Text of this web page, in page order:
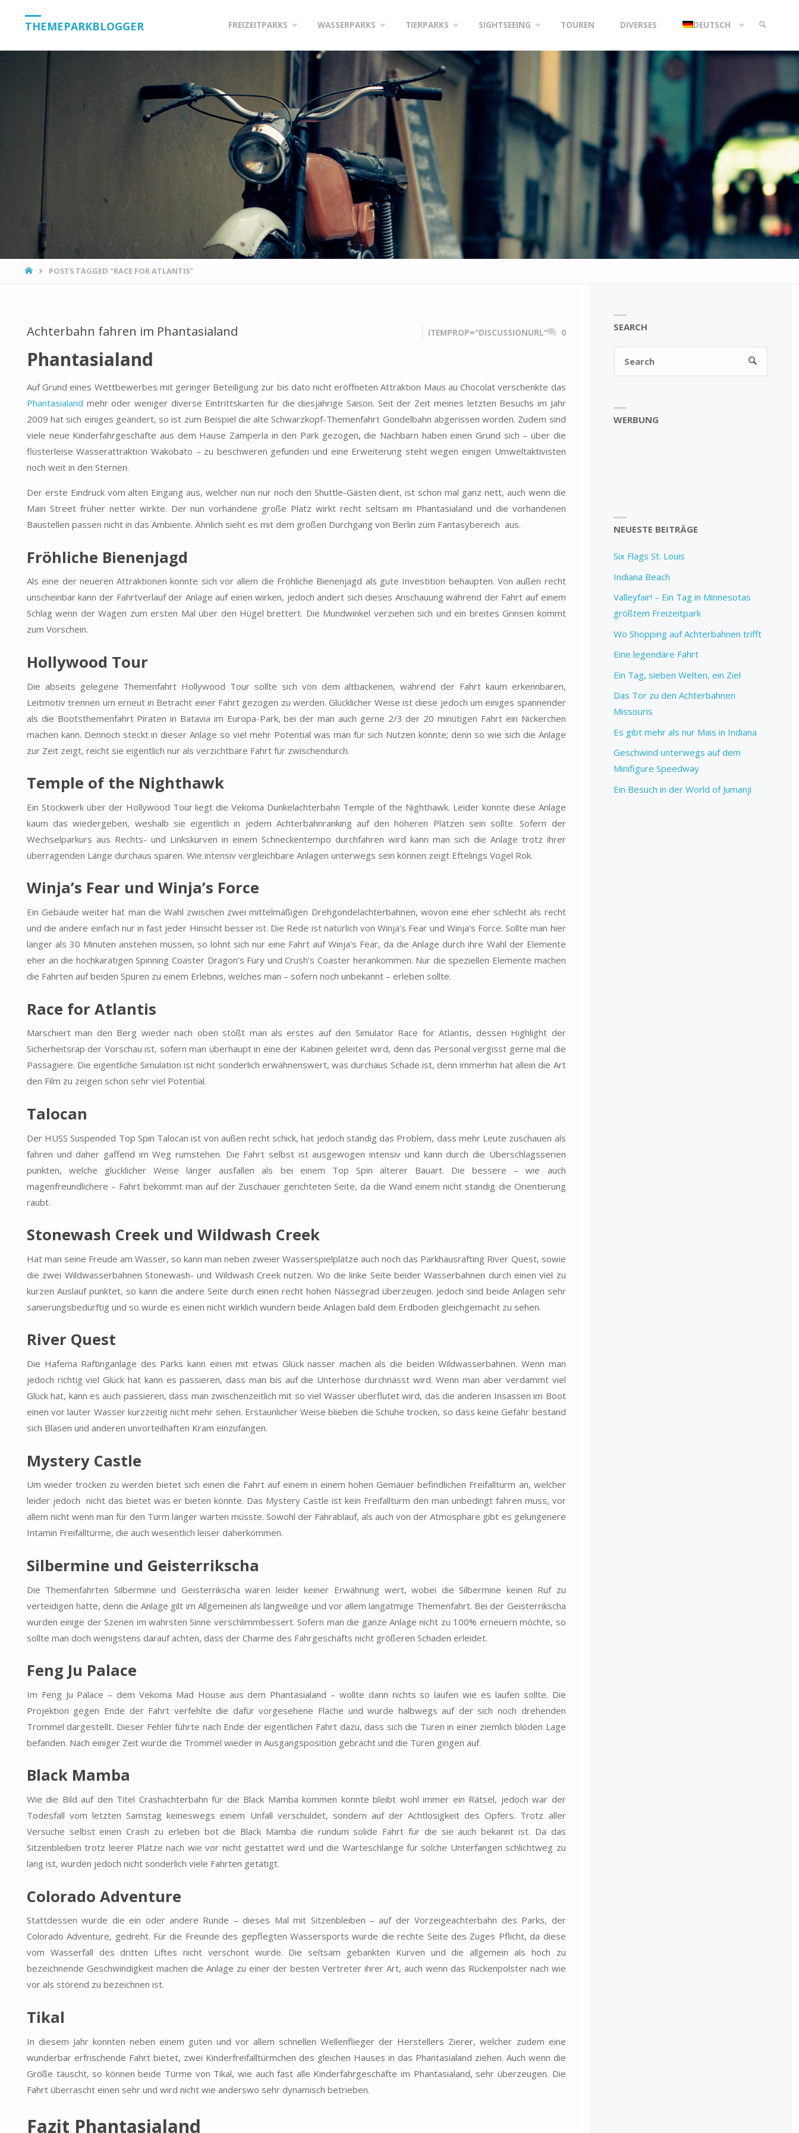
THEMEPARKBLOGGER
content
FREIZEITPARKS WASSERPARKS TIERPARKS SIGHTSEEING TOUREN DIVERSES DEUTSCH
HOMEPOSTS TAGGED "RACE FOR ATLANTIS"
Achterbahn fahren im Phantasialand ITEMPROP="DISCUSSIONURL" 0
Phantasialand
Auf Grund eines Wettbewerbes mit geringer Beteiligung zur bis dato nicht eröffneten Attraktion Maus au Chocolat verschenkte das
Phantasialand mehr oder weniger diverse Eintrittskarten für die diesjährige Saison. Seit der Zeit meines letzten Besuchs im Jahr
2009 hat sich einiges geändert, so ist zum Beispiel die alte Schwarzkopf-Themenfahrt Gondelbahn abgerissen worden. Zudem sind
viele neue Kinderfahrgeschäfte aus dem Hause Zamperla in den Park gezogen, die Nachbarn haben einen Grund sich – über die
flüsterleise Wasserattraktion Wakobato – zu beschweren gefunden und eine Erweiterung steht wegen einigen Umweltaktivisten
noch weit in den Sternen.
Der erste Eindruck vom alten Eingang aus, welcher nun nur noch den Shuttle-Gästen dient, ist schon mal ganz nett, auch wenn die
Main Street früher netter wirkte. Der nun vorhandene große Platz wirkt recht seltsam im Phantasialand und die vorhandenen
Baustellen passen nicht in das Ambiente. Ähnlich sieht es mit dem großen Durchgang von Berlin zum Fantasybereich aus.
Fröhliche Bienenjagd
Als eine der neueren Attraktionen konnte sich vor allem die Fröhliche Bienenjagd als gute Investition behaupten. Von außen recht
unscheinbar kann der Fahrtverlauf der Anlage auf einen wirken, jedoch ändert sich dieses Anschauung während der Fahrt auf einem
Schlag wenn der Wagen zum ersten Mal über den Hügel brettert. Die Mundwinkel verziehen sich und ein breites Grinsen kommt
zum Vorschein.
Hollywood Tour
Die abseits gelegene Themenfahrt Hollywood Tour sollte sich von dem altbackenen, während der Fahrt kaum erkennbaren,
Leitmotiv trennen um erneut in Betracht einer Fahrt gezogen zu werden. Glücklicher Weise ist diese jedoch um einiges spannender
als die Bootsthemenfahrt Piraten in Batavia im Europa-Park, bei der man auch gerne 2/3 der 20 minütigen Fahrt ein Nickerchen
machen kann. Dennoch steckt in dieser Anlage so viel mehr Potential was man für sich Nutzen könnte; denn so wie sich die Anlage
zur Zeit zeigt, reicht sie eigentlich nur als verzichtbare Fahrt für zwischendurch.
Temple of the Nighthawk
Ein Stockwerk über der Hollywood Tour liegt die Vekoma Dunkelachterbahn Temple of the Nighthawk. Leider konnte diese Anlage
kaum das wiedergeben, weshalb sie eigentlich in jedem Achterbahnranking auf den höheren Plätzen sein sollte. Sofern der
Wechselparkurs aus Rechts- und Linkskurven in einem Schneckentempo durchfahren wird kann man sich die Anlage trotz ihrer
überragenden Länge durchaus sparen. Wie intensiv vergleichbare Anlagen unterwegs sein können zeigt Eftelings Vogel Rok.
Winja’s Fear und Winja’s Force
Ein Gebäude weiter hat man die Wahl zwischen zwei mittelmäßigen Drehgondelachterbahnen, wovon eine eher schlecht als recht
und die andere einfach nur in fast jeder Hinsicht besser ist. Die Rede ist natürlich von Winja’s Fear und Winja’s Force. Sollte man hier
länger als 30 Minuten anstehen müssen, so lohnt sich nur eine Fahrt auf Winja’s Fear, da die Anlage durch ihre Wahl der Elemente
eher an die hochkarätigen Spinning Coaster Dragon’s Fury und Crush’s Coaster herankommen. Nur die speziellen Elemente machen
die Fahrten auf beiden Spuren zu einem Erlebnis, welches man – sofern noch unbekannt – erleben sollte.
Race for Atlantis
Marschiert man den Berg wieder nach oben stößt man als erstes auf den Simulator Race for Atlantis, dessen Highlight der
Sicherheitsrap der Vorschau ist, sofern man überhaupt in eine der Kabinen geleitet wird, denn das Personal vergisst gerne mal die
Passagiere. Die eigentliche Simulation ist nicht sonderlich erwähnenswert, was durchaus Schade ist, denn immerhin hat allein die Art
den Film zu zeigen schon sehr viel Potential.
Talocan
Der HUSS Suspended Top Spin Talocan ist von außen recht schick, hat jedoch ständig das Problem, dass mehr Leute zuschauen als
fahren und daher gaffend im Weg rumstehen. Die Fahrt selbst ist ausgewogen intensiv und kann durch die Überschlagsserien
punkten, welche glücklicher Weise länger ausfallen als bei einem Top Spin älterer Bauart. Die bessere – wie auch
magenfreundlichere – Fahrt bekommt man auf der Zuschauer gerichteten Seite, da die Wand einem nicht ständig die Orientierung
raubt.
Stonewash Creek und Wildwash Creek
Hat man seine Freude am Wasser, so kann man neben zweier Wasserspielplätze auch noch das Parkhausrafting River Quest, sowie
die zwei Wildwasserbahnen Stonewash- und Wildwash Creek nutzen. Wo die linke Seite beider Wasserbahnen durch einen viel zu
kurzen Auslauf punktet, so kann die andere Seite durch einen recht hohen Nässegrad überzeugen. Jedoch sind beide Anlagen sehr
sanierungsbedürftig und so würde es einen nicht wirklich wundern beide Anlagen bald dem Erdboden gleichgemacht zu sehen.
River Quest
Die Hafema Raftinganlage des Parks kann einen mit etwas Glück nasser machen als die beiden Wildwasserbahnen. Wenn man
jedoch richtig viel Glück hat kann es passieren, dass man bis auf die Unterhose durchnässt wird. Wenn man aber verdammt viel
Glück hat, kann es auch passieren, dass man zwischenzeitlich mit so viel Wasser überflutet wird, das die anderen Insassen im Boot
einen vor lauter Wasser kurzzeitig nicht mehr sehen. Erstaunlicher Weise blieben die Schuhe trocken, so dass keine Gefahr bestand
sich Blasen und anderen unvorteilhaften Kram einzufangen.
Mystery Castle
Um wieder trocken zu werden bietet sich einen die Fahrt auf einem in einem hohen Gemäuer befindlichen Freifallturm an, welcher
leider jedoch nicht das bietet was er bieten könnte. Das Mystery Castle ist kein Freifallturm den man unbedingt fahren muss, vor
allem nicht wenn man für den Turm länger warten müsste. Sowohl der Fahrablauf, als auch von der Atmosphäre gibt es gelungenere
Intamin Freifalltürme, die auch wesentlich leiser daherkommen.
Silbermine und Geisterrikscha
Die Themenfahrten Silbermine und Geisterrikscha waren leider keiner Erwähnung wert, wobei die Silbermine keinen Ruf zu
verteidigen hatte, denn die Anlage gilt im Allgemeinen als langweilige und vor allem langatmige Themenfahrt. Bei der Geisterrikscha
wurden einige der Szenen im wahrsten Sinne verschlimmbessert. Sofern man die ganze Anlage nicht zu 100% erneuern möchte, so
sollte man doch wenigstens darauf achten, dass der Charme des Fahrgeschäfts nicht größeren Schaden erleidet.
Feng Ju Palace
Im Feng Ju Palace – dem Vekoma Mad House aus dem Phantasialand – wollte dann nichts so laufen wie es laufen sollte. Die
Projektion gegen Ende der Fahrt verfehlte die dafür vorgesehene Fläche und wurde halbwegs auf der sich noch drehenden
Trommel dargestellt. Dieser Fehler führte nach Ende der eigentlichen Fahrt dazu, dass sich die Türen in einer ziemlich blöden Lage
befanden. Nach einiger Zeit wurde die Trommel wieder in Ausgangsposition gebracht und die Türen gingen auf.
Black Mamba
Wie die Bild auf den Titel Crashachterbahn für die Black Mamba kommen konnte bleibt wohl immer ein Rätsel, jedoch war der
Todesfall vom letzten Samstag keineswegs einem Unfall verschuldet, sondern auf der Achtlosigkeit des Opfers. Trotz aller
Versuche selbst einen Crash zu erleben bot die Black Mamba die rundum solide Fahrt für die sie auch bekannt ist. Da das
Sitzenbleiben trotz leerer Plätze nach wie vor nicht gestattet wird und die Warteschlange für solche Unterfangen schlichtweg zu
lang ist, wurden jedoch nicht sonderlich viele Fahrten getätigt.
Colorado Adventure
Stattdessen wurde die ein oder andere Runde – dieses Mal mit Sitzenbleiben – auf der Vorzeigeachterbahn des Parks, der
Colorado Adventure, gedreht. Für die Freunde des gepflegten Wassersports wurde die rechte Seite des Zuges Pflicht, da diese
vom Wasserfall des dritten Liftes nicht verschont wurde. Die seltsam gebankten Kurven und die allgemein als hoch zu
bezeichnende Geschwindigkeit machen die Anlage zu einer der besten Vertreter ihrer Art, auch wenn das Rückenpolster nach wie
vor als störend zu bezeichnen ist.
Tikal
In diesem Jahr konnten neben einem guten und vor allem schnellen Wellenflieger der Herstellers Zierer, welcher zudem eine
wunderbar erfrischende Fahrt bietet, zwei Kinderfreifalltürmchen des gleichen Hauses in das Phantasialand ziehen. Auch wenn die
Größe täuscht, so können beide Türme von Tikal, wie auch fast alle Kinderfahrgeschäfte im Phantasialand, sehr überzeugen. Die
Fahrt überrascht einen sehr und wird nicht wie anderswo sehr dynamisch betrieben.
Fazit Phantasialand
SEARCH
SEARCH
WERBUNG
NEUESTE BEITRÄGE
Six Flags St. Louis
Indiana Beach
Valleyfair! – Ein Tag in Minnesotas
größtem Freizeitpark
Wo Shopping auf Achterbahnen trifft
Eine legendäre Fahrt
Ein Tag, sieben Welten, ein Ziel
Das Tor zu den Achterbahnen
Missouris
Es gibt mehr als nur Mais in Indiana
Geschwind unterwegs auf dem
Minifigure Speedway
Ein Besuch in der World of Jumanji